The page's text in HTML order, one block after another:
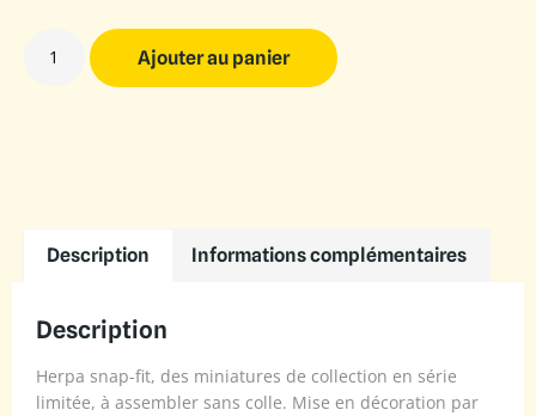
Ajouter au panier
Description Informations complémentaires
Description
Herpa snap-fit, des miniatures de collection en série
limitée, à assembler sans colle. Mise en décoration par